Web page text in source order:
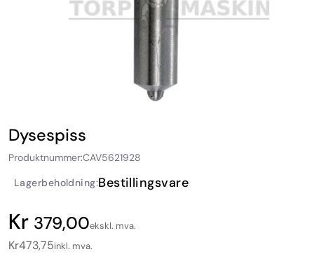
Dysespiss
Produktnummer:CAV5621928
Lagerbeholdning:Bestillingsvare
379,00ekskl. mva.
Kr473,75inkl. mva.